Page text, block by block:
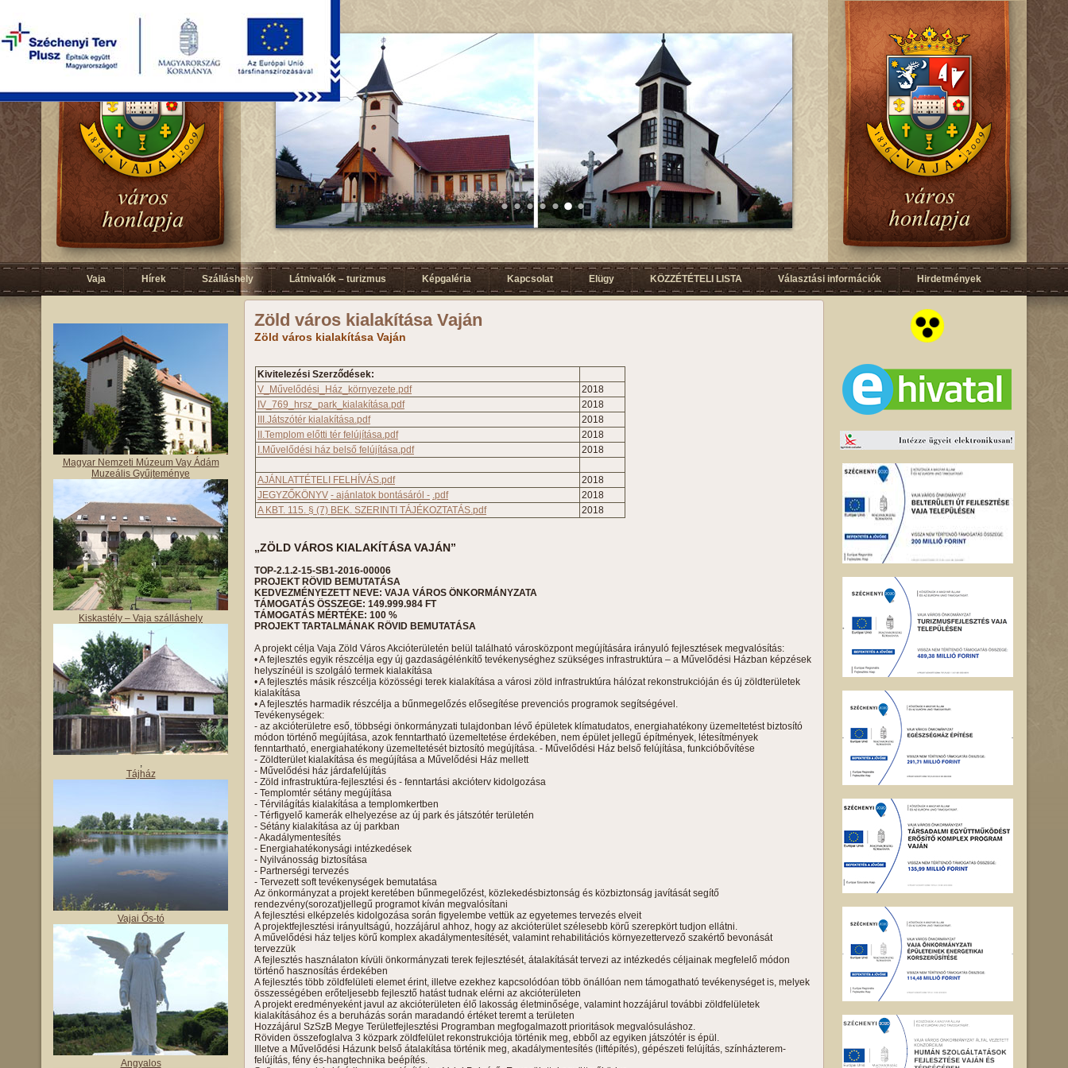
Vaja Hírek Szálláshely Látnivalók – turizmus Képgaléria Kapcsolat Elügy KÖZZÉTÉTELI LISTA Választási információk Hirdetmények
Magyar Nemzeti Múzeum Vay Ádám
Muzeális Gyűjteménye
Kiskastély – Vaja szálláshely
,
Tájház
Vajai Ős-tó
Angyalos
Zöld város kialakítása Vaján
Zöld város kialakítása Vaján
Kivitelezési Szerződések:
V_Művelődési_Ház_környezete.pdf
2018
IV_769_hrsz_park_kialakítása.pdf
2018
III.Játszótér kialakítása.pdf
2018
II.Templom előtti tér felújítása.pdf
2018
I.Művelődési ház belső felújítása.pdf
2018
AJÁNLATTÉTELI FELHÍVÁS.pdf
2018
JEGYZŐKÖNYV - ajánlatok bontásáról - .pdf
2018
A KBT. 115. § (7) BEK. SZERINTI TÁJÉKOZTATÁS.pdf
2018
„ZÖLD VÁROS KIALAKÍTÁSA VAJÁN”
TOP-2.1.2-15-SB1-2016-00006
PROJEKT RÖVID BEMUTATÁSA
KEDVEZMÉNYEZETT NEVE: VAJA VÁROS ÖNKORMÁNYZATA
TÁMOGATÁS ÖSSZEGE: 149.999.984 FT
TÁMOGATÁS MÉRTÉKE: 100 %
PROJEKT TARTALMÁNAK RÖVID BEMUTATÁSA
A projekt célja Vaja Zöld Város Akcióterületén belül található városközpont megújítására irányuló fejlesztések megvalósítás:
• A fejlesztés egyik részcélja egy új gazdaságélénkítő tevékenységhez szükséges infrastruktúra – a Művelődési Házban képzések
helyszínéül is szolgáló termek kialakítása
• A fejlesztés másik részcélja közösségi terek kialakítása a városi zöld infrastruktúra hálózat rekonstrukcióján és új zöldterületek
kialakítása
• A fejlesztés harmadik részcélja a bűnmegelőzés elősegítése prevenciós programok segítségével.
Tevékenységek:
- az akcióterületre eső, többségi önkormányzati tulajdonban lévő épületek klímatudatos, energiahatékony üzemeltetést biztosító
módon történő megújítása, azok fenntartható üzemeltetése érdekében, nem épület jellegű építmények, létesítmények
fenntartható, energiahatékony üzemeltetését biztosító megújítása. - Művelődési Ház belső felújítása, funkcióbővítése
- Zöldterület kialakítása és megújítása a Művelődési Ház mellett
- Művelődési ház járdafelújítás
- Zöld infrastruktúra-fejlesztési és - fenntartási akcióterv kidolgozása
- Templomtér sétány megújítása
- Térvilágítás kialakítása a templomkertben
- Térfigyelő kamerák elhelyezése az új park és játszótér területén
- Sétány kialakítása az új parkban
- Akadálymentesítés
- Energiahatékonysági intézkedések
- Nyilvánosság biztosítása
- Partnerségi tervezés
- Tervezett soft tevékenységek bemutatása
Az önkormányzat a projekt keretében bűnmegelőzést, közlekedésbiztonság és közbiztonság javítását segítő
rendezvény(sorozat)jellegű programot kíván megvalósítani
A fejlesztési elképzelés kidolgozása során figyelembe vettük az egyetemes tervezés elveit
A projektfejlesztési irányultságú, hozzájárul ahhoz, hogy az akcióterület szélesebb körű szerepkört tudjon ellátni.
A művelődési ház teljes körű komplex akadálymentesítését, valamint rehabilitációs környezettervező szakértő bevonását
tervezzük
A fejlesztés használaton kívüli önkormányzati terek fejlesztését, átalakítását tervezi az intézkedés céljainak megfelelő módon
történő hasznosítás érdekében
A fejlesztés több zöldfelületi elemet érint, illetve ezekhez kapcsolódóan több önállóan nem támogatható tevékenységet is, melyek
összességében erőteljesebb fejlesztő hatást tudnak elérni az akcióterületen
A projekt eredményeként javul az akcióterületen élő lakosság életminősége, valamint hozzájárul további zöldfelületek
kialakításához és a beruházás során maradandó értéket teremt a területen
Hozzájárul SzSzB Megye Területfejlesztési Programban megfogalmazott prioritások megvalósuláshoz.
Röviden összefoglalva 3 közpark zöldfelület rekonstrukciója történik meg, ebből az egyiken játszótér is épül.
Illetve a Művelődési Házunk belső átalakítása történik meg, akadálymentesítés (liftépítés), gépészeti felújítás, színházterem-
felújítás, fény és-hangtechnika beépítés.